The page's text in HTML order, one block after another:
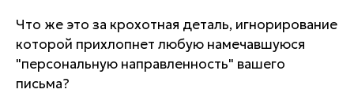
Что же это за крохотная деталь, игнорирование
которой прихлопнет любую намечавшуюся
"персональную направленность" вашего
письма?